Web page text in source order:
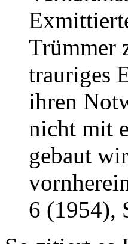
Trümmer
trauriges
ihren
nicht mit
gebaut
6 (1954),